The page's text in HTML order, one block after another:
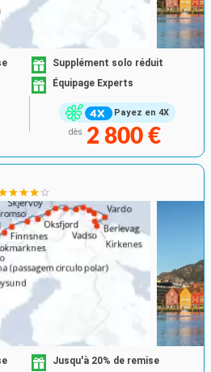
Payez en 4X
Supplément solo réduit
Équipage Experts
dès 2 800 €
Jusqu'à 20% de remise